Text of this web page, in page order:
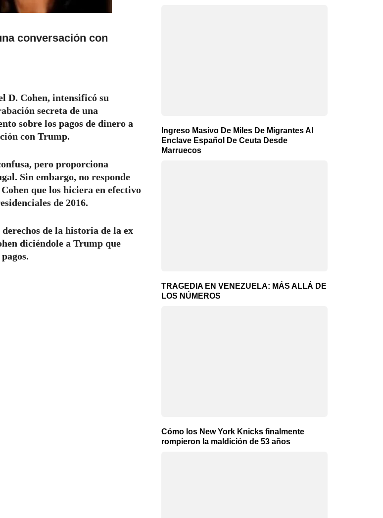
conversación con
D. Cohen, intensificó su
secreta de una
sobre los pagos de dinero a
con Trump.
pero proporciona
Sin embargo, no responde
que los hiciera en efectivo
de 2016.
de la historia de la ex
diciéndole a Trump que
Ingreso Masivo De Miles De Migrantes Al
Enclave Español De Ceuta Desde
Marruecos
TRAGEDIA EN VENEZUELA: MÁS ALLÁ DE
LOS NÚMEROS
Cómo los New York Knicks finalmente
rompieron la maldición de 53 años